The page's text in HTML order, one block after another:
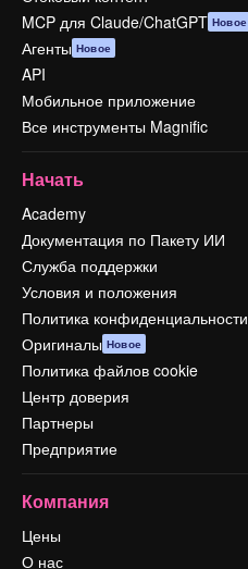
MCP для Claude/ChatGPT Новое
Агенты Новое
API
Мобильное приложение
Все инструменты Magnific
Начать
Academy
Документация по Пакету ИИ
Служба поддержки
Условия и положения
Политика конфиденциальности
Оригиналы Новое
Политика файлов cookie
Центр доверия
Партнеры
Предприятие
Компания
Цены
О нас